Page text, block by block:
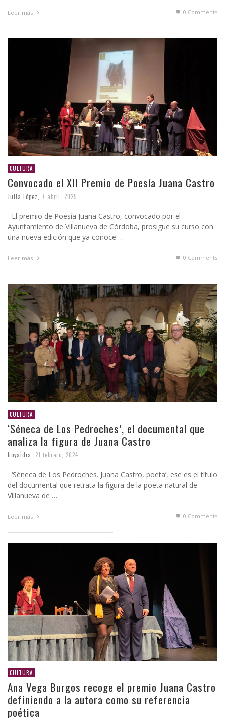
Leer más 0 Comments
CULTURA
Convocado el XII Premio de Poesía Juana Castro
Julia López 7 abril, 2025
El premio de Poesía Juana Castro, convocado por el
Ayuntamiento de Villanueva de Córdoba, prosigue su curso con
una nueva edición que ya conoce …
Leer más 0 Comments
CULTURA
‘Séneca de Los Pedroches’, el documental que
analiza la figura de Juana Castro
hoyaldia 21 febrero, 2024
‘Séneca de Los Pedroches. Juana Castro, poeta’, ese es el título
del documental que retrata la figura de la poeta natural de
Villanueva de …
Leer más 0 Comments
CULTURA
Ana Vega Burgos recoge el premio Juana Castro
definiendo a la autora como su referencia
poética